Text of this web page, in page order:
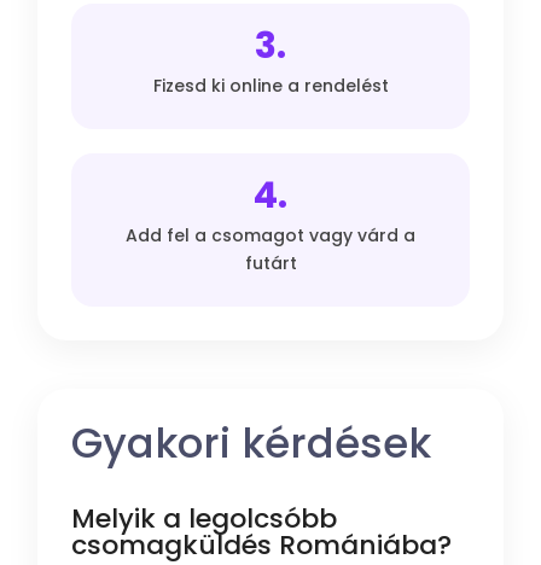
3.
Fizesd ki online a rendelést
4.
Add fel a csomagot vagy várd a
futárt
Gyakori kérdések
Melyik a legolcsóbb
csomagküldés Romániába?